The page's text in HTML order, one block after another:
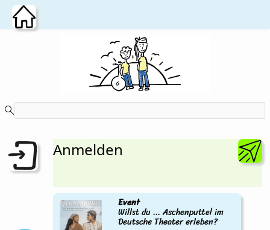
Zum Hauptinhalt wechseln
Anmelden
Event
Willst du ... Aschenputtel im
Deutsche Theater erleben?